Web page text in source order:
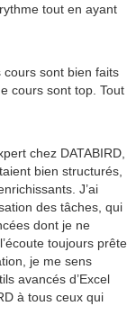
tout en ayant
cours sont bien faits
cours sont top. Tout
chez DATABIRD,
bien structurés,
J’ai
des tâches, qui
dont je ne
toujours prête
je me sens
avancés d’Excel
à tous ceux qui